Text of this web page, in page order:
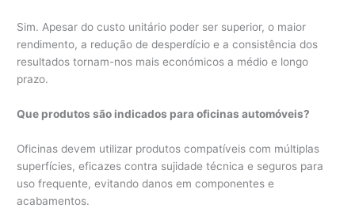
Sim. Apesar do custo unitário poder ser superior, o maior
rendimento, a redução de desperdício e a consistência dos
resultados tornam-nos mais económicos a médio e longo
prazo.
Que produtos são indicados para oficinas automóveis?
Oficinas devem utilizar produtos compatíveis com múltiplas
superfícies, eficazes contra sujidade técnica e seguros para
uso frequente, evitando danos em componentes e
acabamentos.